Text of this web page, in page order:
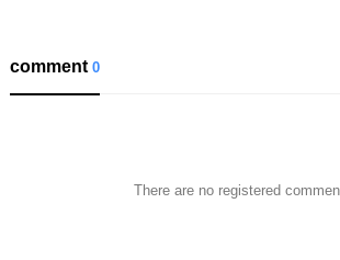
comment0
There are no registered